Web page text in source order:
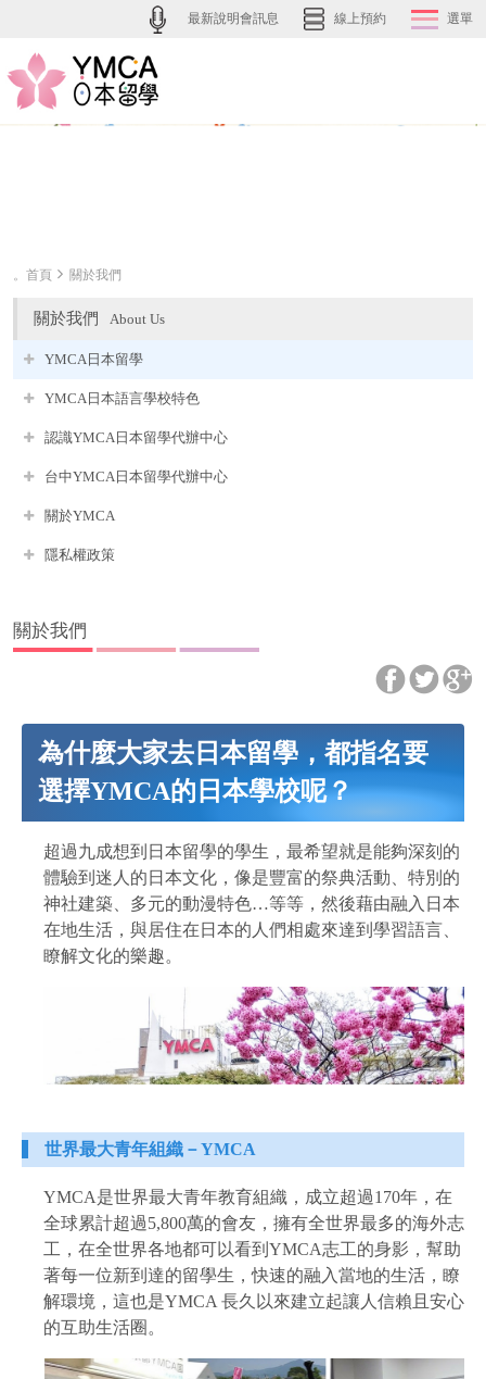
最新說明會訊息 線上預約 選單
。首頁 關於我們
關於我們 About Us
YMCA日本留學
YMCA日本語言學校特色
認識YMCA日本留學代辦中心
台中YMCA日本留學代辦中心
關於YMCA
隱私權政策
關於我們
為什麼大家去日本留學，都指名要
選擇YMCA的日本學校呢？
超過九成想到日本留學的學生，最希望就是能夠深刻的
體驗到迷人的日本文化，像是豐富的祭典活動、特別的
神社建築、多元的動漫特色…等等，然後藉由融入日本
在地生活，與居住在日本的人們相處來達到學習語言、
瞭解文化的樂趣。
世界最大青年組織－YMCA
YMCA是世界最大青年教育組織，成立超過170年，在
全球累計超過5,800萬的會友，擁有全世界最多的海外志
工，在全世界各地都可以看到YMCA志工的身影，幫助
著每一位新到達的留學生，快速的融入當地的生活，瞭
解環境，這也是YMCA 長久以來建立起讓人信賴且安心
的互助生活圈。